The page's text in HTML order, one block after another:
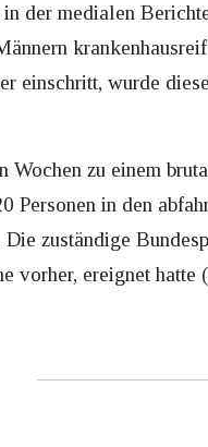
der medialen
einschritt, wurde
Wochen zu einem
Personen in den
zuständige
vorher, ereignet